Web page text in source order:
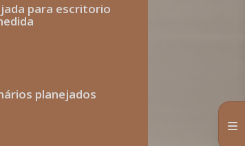
para escritorio
planejados